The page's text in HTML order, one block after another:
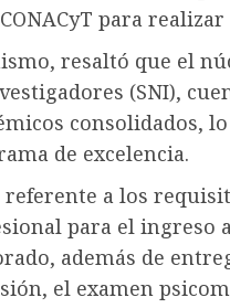
para
resaltó que el
(SNI),
consolidados,
de excelencia.
referente a los
para el ingreso
además de
el examen